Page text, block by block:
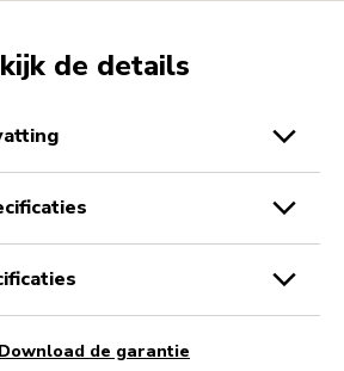
de details
Download de garantie